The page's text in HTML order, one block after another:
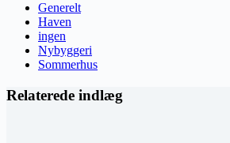
Generelt
Haven
ingen
Nybyggeri
Sommerhus
Relaterede indlæg